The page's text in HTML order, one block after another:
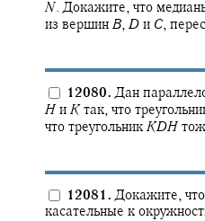
N. Докажите, что
из вершин B, D и C,
12080. Дан
H и K так, что
что треугольник KDH
12081. Докажите, что
касательные к